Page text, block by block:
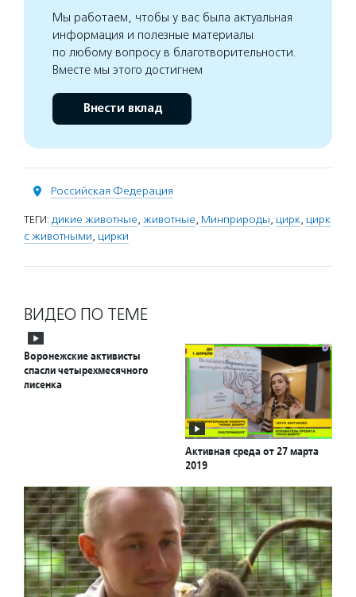
Мы работаем, чтобы у вас была актуальная
информация и полезные материалы
по любому вопросу в благотворительности.
Вместе мы этого достигнем
Внести вклад
Российская Федерация
ТЕГИ: дикие животные, животные, Минприроды, цирк, цирк
с животными, цирки
ВИДЕО ПО ТЕМЕ
Воронежские активисты
спасли четырехмесячного
лисенка
Активная среда от 27 марта
2019